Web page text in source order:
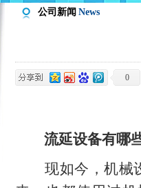
公司新闻 News
0
流延设备有哪
现如今，机械